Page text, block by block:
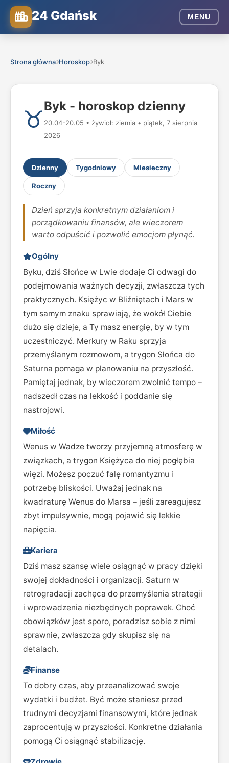
24 Gdańsk MENU
Strona główna Horoskop Byk
♉Byk - horoskop dzienny
20.04-20.05 • żywioł: ziemia • piątek, 7 sierpnia
2026
Dzienny Tygodniowy Miesieczny
Roczny
Dzień sprzyja konkretnym działaniom i
porządkowaniu finansów, ale wieczorem
warto odpuścić i pozwolić emocjom płynąć.
Ogólny
Byku, dziś Słońce w Lwie dodaje Ci odwagi do
podejmowania ważnych decyzji, zwłaszcza tych
praktycznych. Księżyc w Bliźniętach i Mars w
tym samym znaku sprawiają, że wokół Ciebie
dużo się dzieje, a Ty masz energię, by w tym
uczestniczyć. Merkury w Raku sprzyja
przemyślanym rozmowom, a trygon Słońca do
Saturna pomaga w planowaniu na przyszłość.
Pamiętaj jednak, by wieczorem zwolnić tempo –
nadszedł czas na lekkość i poddanie się
nastrojowi.
Miłość
Wenus w Wadze tworzy przyjemną atmosferę w
związkach, a trygon Księżyca do niej pogłębia
więzi. Możesz poczuć falę romantyzmu i
potrzebę bliskości. Uważaj jednak na
kwadraturę Wenus do Marsa – jeśli zareagujesz
zbyt impulsywnie, mogą pojawić się lekkie
napięcia.
Kariera
Dziś masz szansę wiele osiągnąć w pracy dzięki
swojej dokładności i organizacji. Saturn w
retrogradacji zachęca do przemyślenia strategii
i wprowadzenia niezbędnych poprawek. Choć
obowiązków jest sporo, poradzisz sobie z nimi
sprawnie, zwłaszcza gdy skupisz się na
detalach.
Finanse
To dobry czas, aby przeanalizować swoje
wydatki i budżet. Być może staniesz przed
trudnymi decyzjami finansowymi, które jednak
zaprocentują w przyszłości. Konkretne działania
pomogą Ci osiągnąć stabilizację.